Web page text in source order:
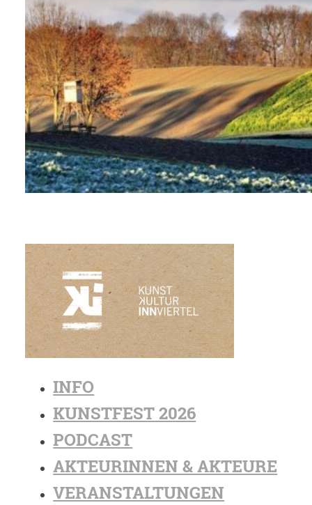
INFO
KUNSTFEST 2026
PODCAST
AKTEURINNEN & AKTEURE
VERANSTALTUNGEN